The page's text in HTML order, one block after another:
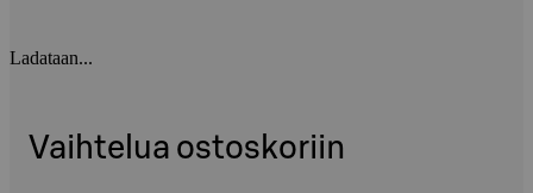
Ladataan...
Vaihtelua ostoskoriin